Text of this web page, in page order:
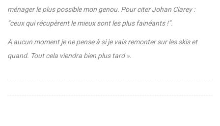
ménager le plus possible mon genou. Pour citer Johan Clarey :
‘’ceux qui récupèrent le mieux sont les plus fainéants !’’.
A aucun moment je ne pense à si je vais remonter sur les skis et
quand. Tout cela viendra bien plus tard ».